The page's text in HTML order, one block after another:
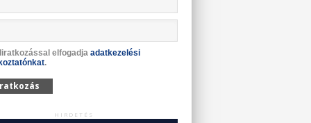
elfogadja adatkezelési
.
HIRDETÉS